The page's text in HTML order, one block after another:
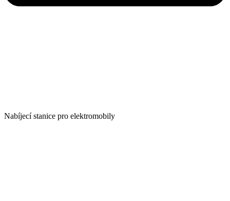
Nabíjecí stanice pro elektromobily